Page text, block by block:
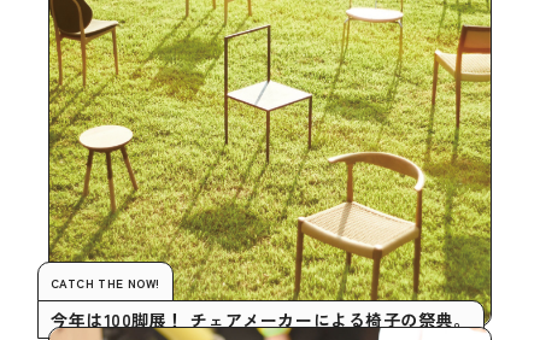
CATCH THE NOW!
今年は100脚展！ チェアメーカーによる椅子の祭典。